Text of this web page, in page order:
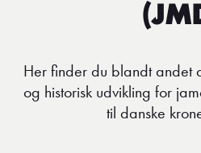
Her finder du blandt andet
og historisk udvikling for
til danske